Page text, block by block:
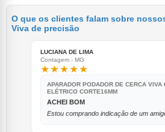
O que os clientes falam sobre
Viva de precisão
LUCIANA DE LIMA
Contagem - MG
★★★★★
APARADOR PODADOR DE CERCA VIVA
ELÉTRICO CORTE16MM
ACHEI BOM
Estou comprando indicação de um